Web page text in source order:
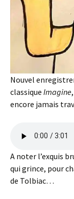
Nouvel
classique Imagine
encore jamais
A noter l’exquis
qui grince, pour
de Tolbiac…